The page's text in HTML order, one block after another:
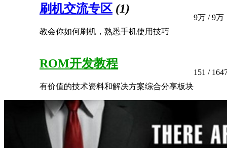
刷机交流专区 (1)
教会你如何刷机，熟悉手机使用技巧
9万 /9万
ROM开发教程
有价值的技术资料和解决方案综合分享板块
151 /